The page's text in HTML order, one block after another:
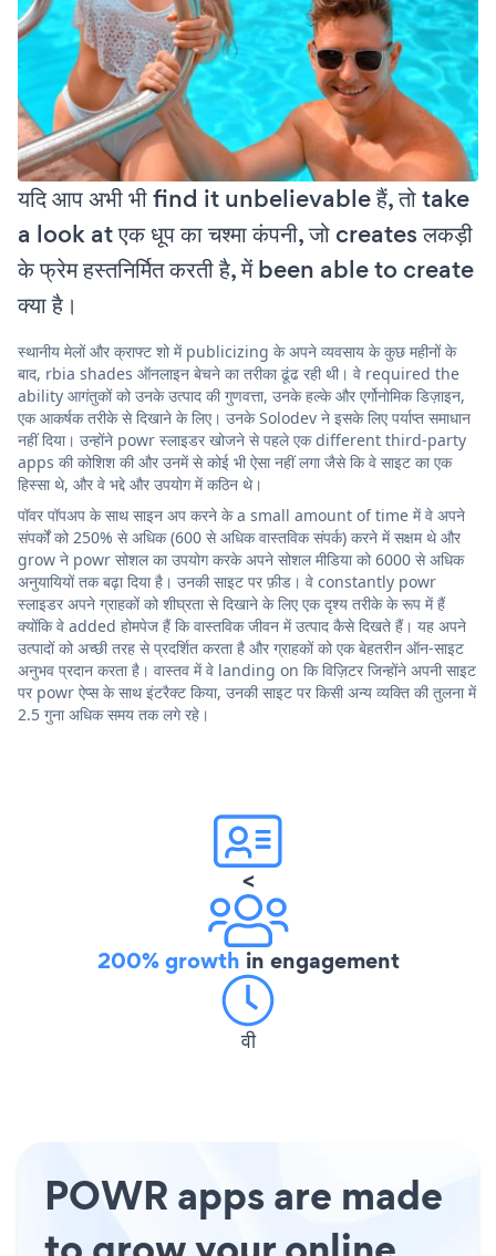
यदि आप अभी भी find it unbelievable हैं, तो take
a look at एक धूप का चश्मा कंपनी, जो creates लकड़ी
के फ्रेम हस्तनिर्मित करती है, में been able to create
क्या है।
स्थानीय मेलों और क्राफ्ट शो में publicizing के अपने व्यवसाय के कुछ महीनों के
बाद, rbia shades ऑनलाइन बेचने का तरीका ढूंढ रही थी। वे required the
ability आगंतुकों को उनके उत्पाद की गुणवत्ता, उनके हल्के और एर्गोनोमिक डिज़ाइन,
एक आकर्षक तरीके से दिखाने के लिए। उनके Solodev ने इसके लिए पर्याप्त समाधान
नहीं दिया। उन्होंने powr स्लाइडर खोजने से पहले एक different third-party
apps की कोशिश की और उनमें से कोई भी ऐसा नहीं लगा जैसे कि वे साइट का एक
हिस्सा थे, और वे भद्दे और उपयोग में कठिन थे।
पॉवर पॉपअप के साथ साइन अप करने के a small amount of time में वे अपने
संपर्कों को 250% से अधिक (600 से अधिक वास्तविक संपर्क) करने में सक्षम थे और
grow ने powr सोशल का उपयोग करके अपने सोशल मीडिया को 6000 से अधिक
अनुयायियों तक बढ़ा दिया है। उनकी साइट पर फ़ीड। वे constantly powr
स्लाइडर अपने ग्राहकों को शीघ्रता से दिखाने के लिए एक दृश्य तरीके के रूप में हैं
क्योंकि वे added होमपेज हैं कि वास्तविक जीवन में उत्पाद कैसे दिखते हैं। यह अपने
उत्पादों को अच्छी तरह से प्रदर्शित करता है और ग्राहकों को एक बेहतरीन ऑन-साइट
अनुभव प्रदान करता है। वास्तव में वे landing on कि विज़िटर जिन्होंने अपनी साइट
पर powr ऐप्स के साथ इंटरैक्ट किया, उनकी साइट पर किसी अन्य व्यक्ति की तुलना में
2.5 गुना अधिक समय तक लगे रहे।
<
200% growth in engagement
वी
POWR apps are made